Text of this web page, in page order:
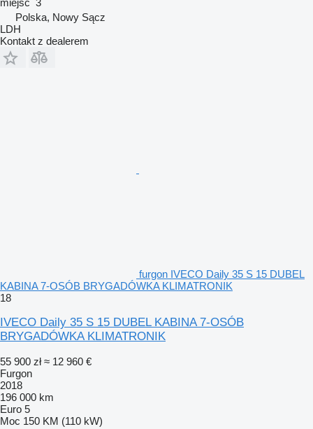
miejsc 3
Polska, Nowy Sącz
LDH
Kontakt z dealerem
furgon IVECO Daily 35 S 15 DUBEL
KABINA 7-OSÓB BRYGADÓWKA KLIMATRONIK
18
IVECO Daily 35 S 15 DUBEL KABINA 7-OSÓB
BRYGADÓWKA KLIMATRONIK
55 900 zł ≈ 12 960 €
Furgon
2018
196 000 km
Euro 5
Moc 150 KM (110 kW)